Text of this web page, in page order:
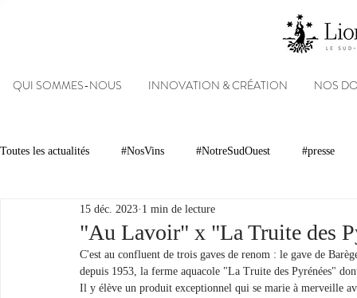
QUI SOMMES-NOUS INNOVATION & CRÉATION NOS
Toutes les actualités #NosVins #NotreSudOuest #presse
Chambre d’Amour Vins Armagnacs
Dégustations Evénements Réseaux sociaux
"Au Lavoir" x "La Truite des
15 déc. 2023 1 min de lecture
C'est au confluent de trois gaves de renom : le gave de
depuis 1953, la ferme aquacole "La Truite des Pyrénées"
Il y élève un produit exceptionnel qui se marie à merveille